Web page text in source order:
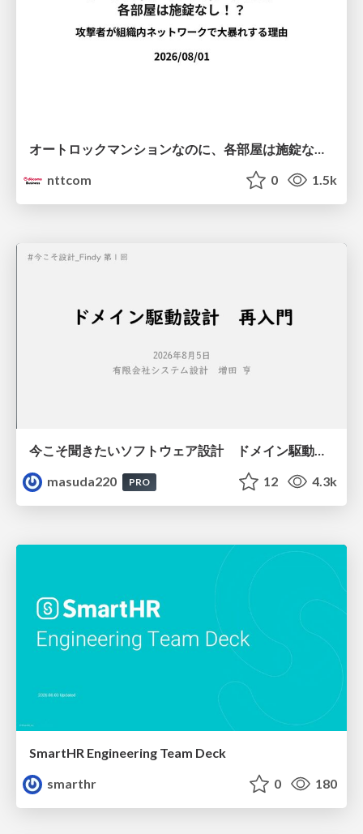
オートロックマンションなのに、各部屋は施錠なし！？ 攻撃者が組織内ネットワークで大暴れする理由 / The Front Door Is Locked, but the Rooms Are Wide Open: Why Attackers Move Freely Inside Enterprise Networks
nttcom
0 1.5k
今こそ聞きたいソフトウェア設計 ドメイン駆動設計再入門
masuda220
PRO 12 4.3k
SmartHR Engineering Team Deck
smarthr
0 180